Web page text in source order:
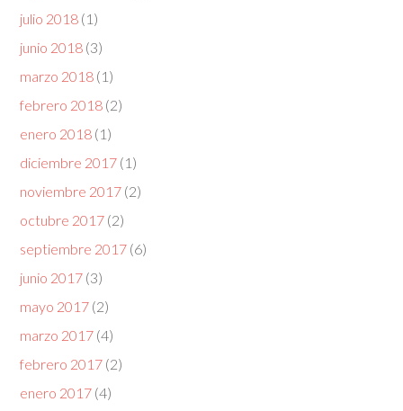
julio 2018 (1)
junio 2018 (3)
marzo 2018 (1)
febrero 2018 (2)
enero 2018 (1)
diciembre 2017 (1)
noviembre 2017 (2)
octubre 2017 (2)
septiembre 2017 (6)
junio 2017 (3)
mayo 2017 (2)
marzo 2017 (4)
febrero 2017 (2)
enero 2017 (4)